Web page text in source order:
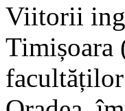
Viitorii
Timișoara